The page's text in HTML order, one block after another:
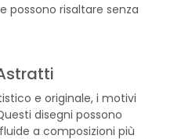
possono risaltare senza
e originale, i motivi
disegni possono
a composizioni più